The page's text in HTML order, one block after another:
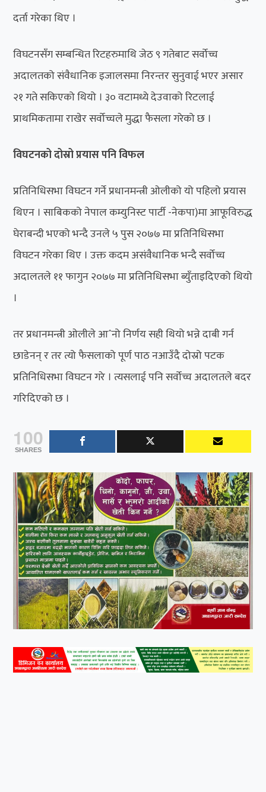
दर्ता गरेका थिए ।
विघटनसँग सम्बन्धित रिटहरुमाथि जेठ ९ गतेबाट सर्वोच्च
अदालतको संवैधानिक इजालसमा निरन्तर सुनुवाई भएर असार
२१ गते सकिएको थियो । ३० वटामध्ये देउवाको रिटलाई
प्राथमिकतामा राखेर सर्वोच्चले मुद्धा फैसला गरेको छ ।
विघटनको दोस्रो प्रयास पनि विफल
प्रतिनिधिसभा विघटन गर्ने प्रधानमन्त्री ओलीको यो पहिलो प्रयास
थिएन । साबिकको नेपाल कम्युनिस्ट पार्टी -नेकपा)मा आफूविरुद्ध
घेराबन्दी भएको भन्दै उनले ५ पुस २०७७ मा प्रतिनिधिसभा
विघटन गरेका थिए । उक्त कदम असंवैधानिक भन्दै सर्वोच्च
अदालतले ११ फागुन २०७७ मा प्रतिनिधिसभा ब्युँताइदिएको थियो
।
तर प्रधानमन्त्री ओलीले आˆनो निर्णय सही थियो भन्ने दाबी गर्न
छाडेनन् र तर त्यो फैसलाको पूर्ण पाठ नआउँदै दोस्रो पटक
प्रतिनिधिसभा विघटन गरे । त्यसलाई पनि सर्वोच्च अदालतले बदर
गरिदिएको छ ।
100
SHARES